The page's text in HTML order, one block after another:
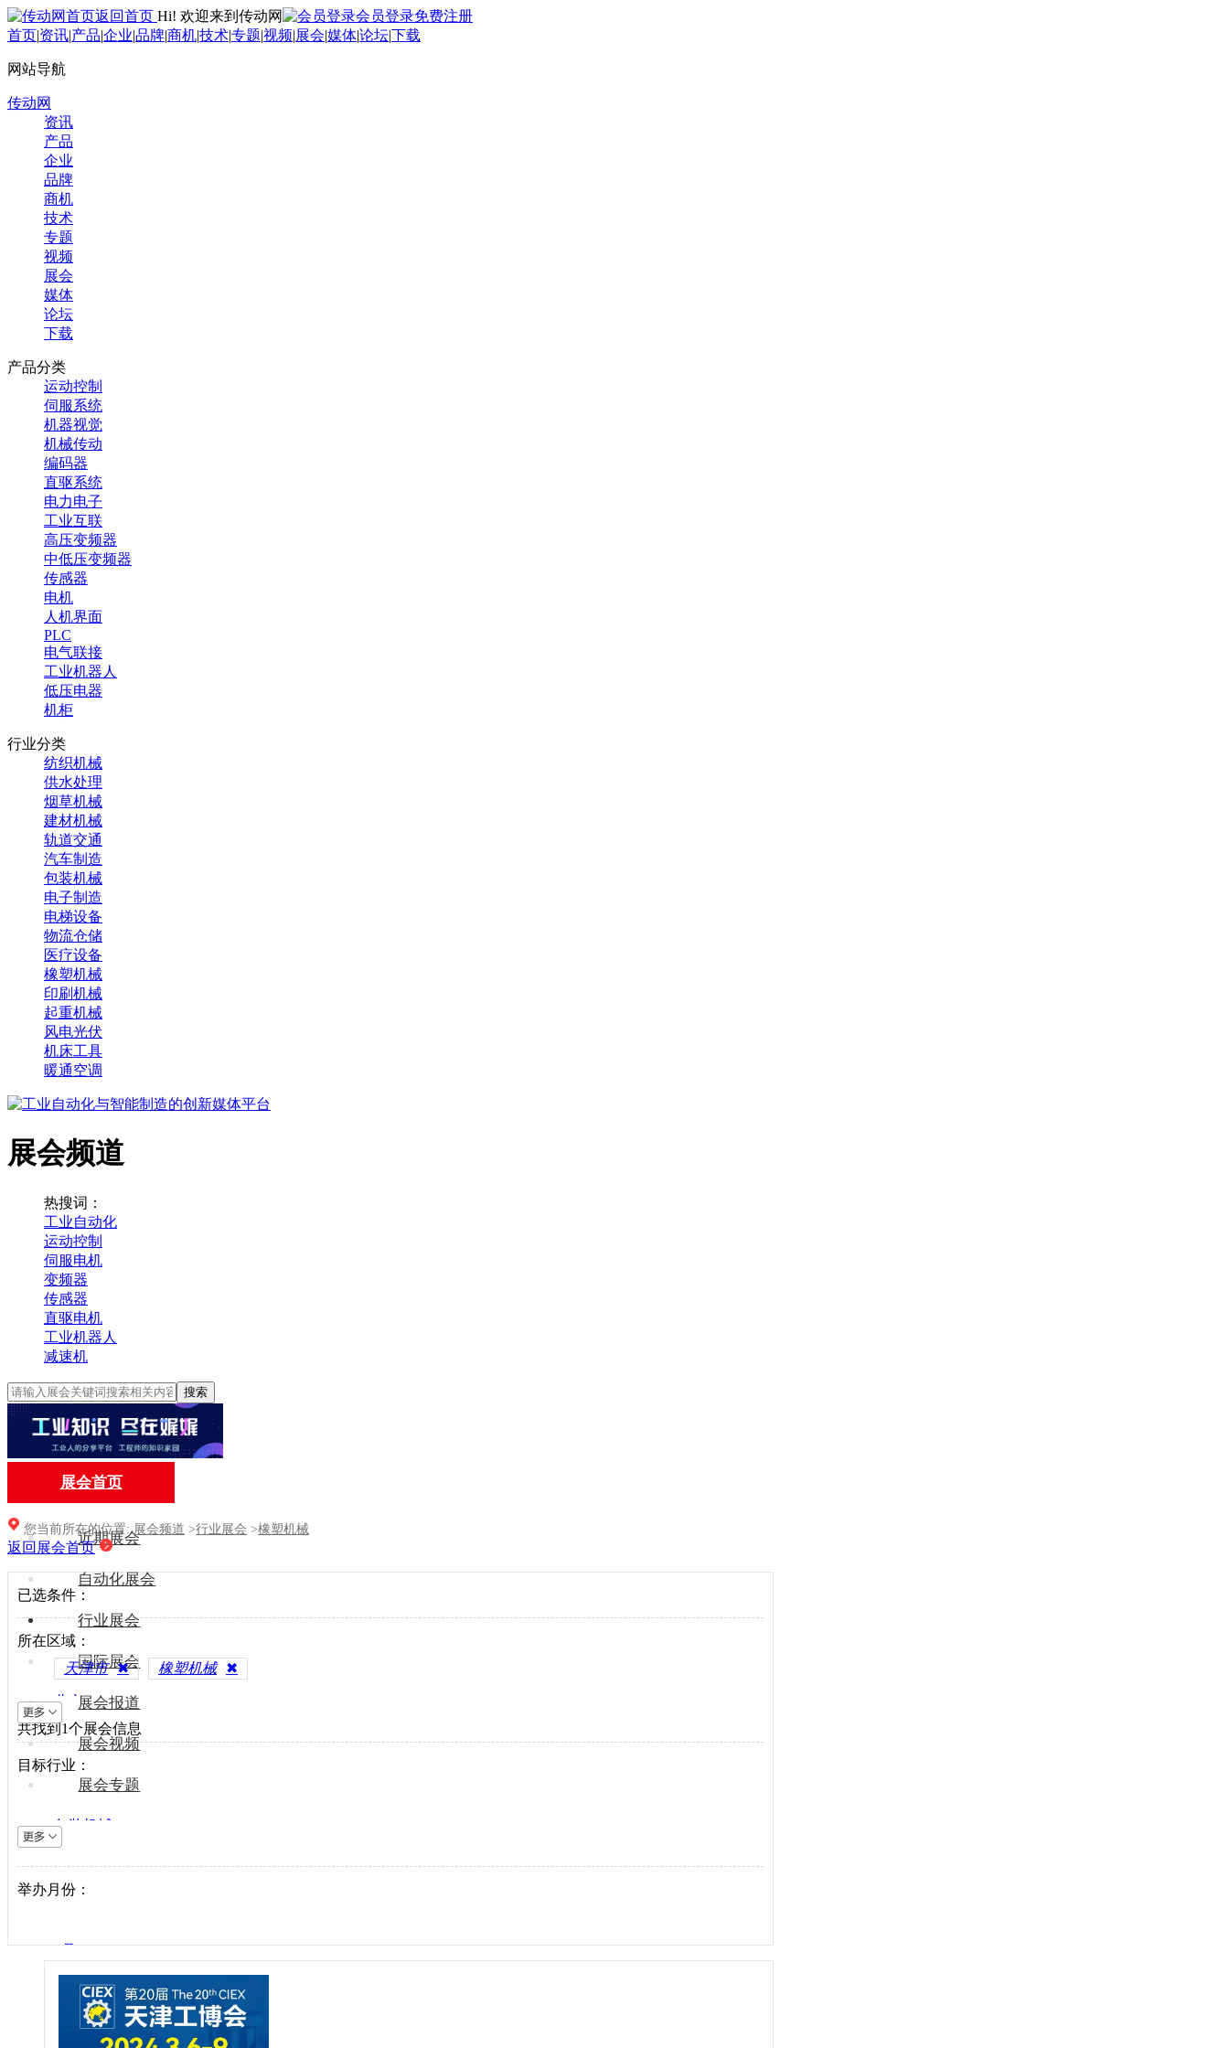
返回首页 Hi! 欢迎来到传动网 会员登录免费注册
首页|资讯|产品|企业|品牌|商机|技术|专题|视频|展会|媒体|论坛|下载
网站导航
传动网
资讯
产品
企业
品牌
商机
技术
专题
视频
展会
媒体
论坛
下载
产品分类
运动控制
伺服系统
机器视觉
机械传动
编码器
直驱系统
电力电子
工业互联
高压变频器
中低压变频器
传感器
电机
人机界面
PLC
电气联接
工业机器人
低压电器
机柜
行业分类
纺织机械
供水处理
烟草机械
建材机械
轨道交通
汽车制造
包装机械
电子制造
电梯设备
物流仓储
医疗设备
橡塑机械
印刷机械
起重机械
风电光伏
机床工具
暖通空调
展会频道
热搜词：
工业自动化
运动控制
伺服电机
变频器
传感器
直驱电机
工业机器人
减速机
搜索
展会首页
近期展会
自动化展会
行业展会
国际展会
展会报道
展会视频
展会专题
您当前所在的位置: 展会频道 >行业展会 >橡塑机械
返回展会首页
已选条件：
天津市 ✖ 橡塑机械 ✖
共找到1个展会信息
所在区域：
北京
上海
天津
重庆
山西
内蒙古
辽宁
黑龙江
江苏
安徽
目标行业：
包装机械
电梯设备
电子制造
供水处理
轨道交通
机床工具
建材机械
举办月份：
1月
2月